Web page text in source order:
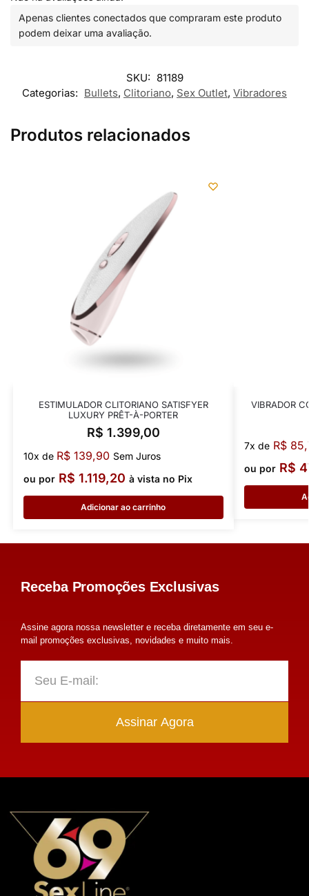
Apenas clientes conectados que compraram este produto
podem deixar uma avaliação.
SKU: 81189
Categorias: Bullets, Clitoriano, Sex Outlet, Vibradores
Produtos relacionados
ESTIMULADOR CLITORIANO SATISFYER
LUXURY PRÊT-À-PORTER
R$ 1.399,00
10x de R$139,90 Sem Juros
ou por R$ 1.119,20 à vista no Pix
Adicionar ao carrinho
VIBRADOR
7x de R$
ou por R$
Receba Promoções Exclusivas
Assine agora nossa newsletter e receba diretamente em seu e-
mail promoções exclusivas, novidades e muito mais.
Assinar Agora